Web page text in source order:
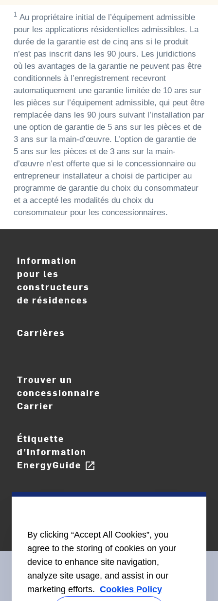
1Au propriétaire initial de l’équipement admissible
pour les applications résidentielles admissibles. La
durée de la garantie est de cinq ans si le produit
n’est pas inscrit dans les 90 jours. Les juridictions
où les avantages de la garantie ne peuvent pas être
conditionnels à l’enregistrement recevront
automatiquement une garantie limitée de 10 ans sur
les pièces sur l’équipement admissible, qui peut être
remplacée dans les 90 jours suivant l’installation par
une option de garantie de 5 ans sur les pièces et de
3 ans sur la main-d’œuvre. L’option de garantie de
5 ans sur les pièces et de 3 ans sur la main-
d’œuvre n’est offerte que si le concessionnaire ou
entrepreneur installateur a choisi de participer au
programme de garantie du choix du consommateur
et a accepté les modalités du choix du
consommateur pour les concessionnaires.
Information
pour les
constructeurs
de résidences
Carrières
Trouver un
concessionnaire
Carrier
Étiquette
d’information
EnergyGuide open_in_new
Restez en contact avec nous
By clicking “Accept All Cookies”, you
agree to the storing of cookies on your
device to enhance site navigation,
analyze site usage, and assist in our
marketing efforts. Cookies Policy